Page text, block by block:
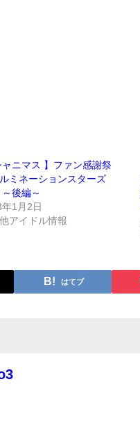
ャニマス 】ファン感謝祭
ルミネーションスターズ
後編～
1月2日
アイドル情報
はてブ